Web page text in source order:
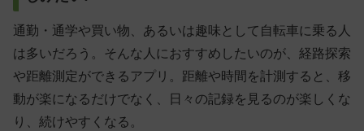
通勤・通学や買い物、あるいは趣味として自転車に乗る人
は多いだろう。そんな人におすすめしたいのが、経路探索
や距離測定ができるアプリ。距離や時間を計測すると、移
動が楽になるだけでなく、日々の記録を見るのが楽しくな
り、続けやすくなる。